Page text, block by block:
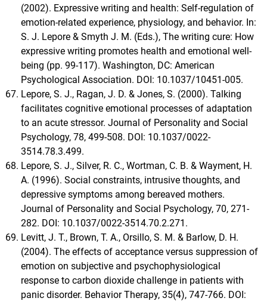
(2002). Expressive writing and health: Self-regulation of
emotion-related experience, physiology, and behavior. In:
S. J. Lepore & Smyth J. M. (Eds.), The writing cure: How
expressive writing promotes health and emotional well-
being (pp. 99-117). Washington, DC: American
Psychological Association. DOI: 10.1037/10451-005.
Lepore, S. J., Ragan, J. D. & Jones, S. (2000). Talking
facilitates cognitive emotional processes of adaptation
to an acute stressor. Journal of Personality and Social
Psychology, 78, 499-508. DOI: 10.1037/0022-
3514.78.3.499.
Lepore, S. J., Silver, R. C., Wortman, C. B. & Wayment, H.
A. (1996). Social constraints, intrusive thoughts, and
depressive symptoms among bereaved mothers.
Journal of Personality and Social Psychology, 70, 271-
282. DOI: 10.1037/0022-3514.70.2.271.
Levitt, J. T., Brown, T. A., Orsillo, S. M. & Barlow, D. H.
(2004). The effects of acceptance versus suppression of
emotion on subjective and psychophysiological
response to carbon dioxide challenge in patients with
panic disorder. Behavior Therapy, 35(4), 747-766. DOI: